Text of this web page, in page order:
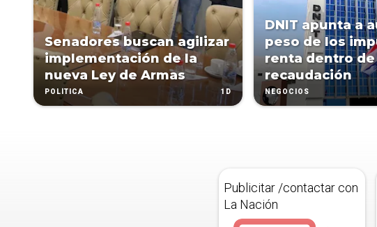
Senadores buscan agilizar
implementación de la
nueva Ley de Armas
POLÍTICA 1D
DNIT apunta a
peso de los
renta dentro de
recaudación
NEGOCIOS
Publicitar /contactar con
La Nación